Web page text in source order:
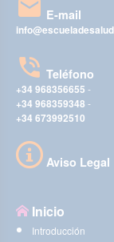
E-mail
Teléfono
+34 968356655 -
+34 968359348 -
+34 673992510
Aviso Legal
Inicio
Introducción